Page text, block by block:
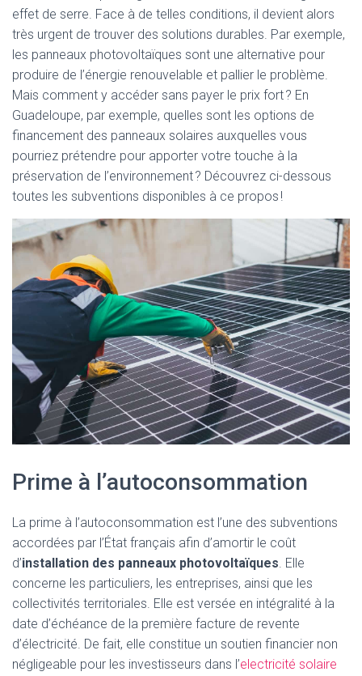
effet de serre. Face à de telles conditions, il devient alors
très urgent de trouver des solutions durables. Par exemple,
les panneaux photovoltaïques sont une alternative pour
produire de l’énergie renouvelable et pallier le problème.
Mais comment y accéder sans payer le prix fort ? En
Guadeloupe, par exemple, quelles sont les options de
financement des panneaux solaires auxquelles vous
pourriez prétendre pour apporter votre touche à la
préservation de l’environnement ? Découvrez ci-dessous
toutes les subventions disponibles à ce propos !
Prime à l’autoconsommation
La prime à l’autoconsommation est l’une des subventions
accordées par l’État français afin d’amortir le coût
d’installation des panneaux photovoltaïques. Elle
concerne les particuliers, les entreprises, ainsi que les
collectivités territoriales. Elle est versée en intégralité à la
date d’échéance de la première facture de revente
d’électricité. De fait, elle constitue un soutien financier non
négligeable pour les investisseurs dans l’electricité solaire